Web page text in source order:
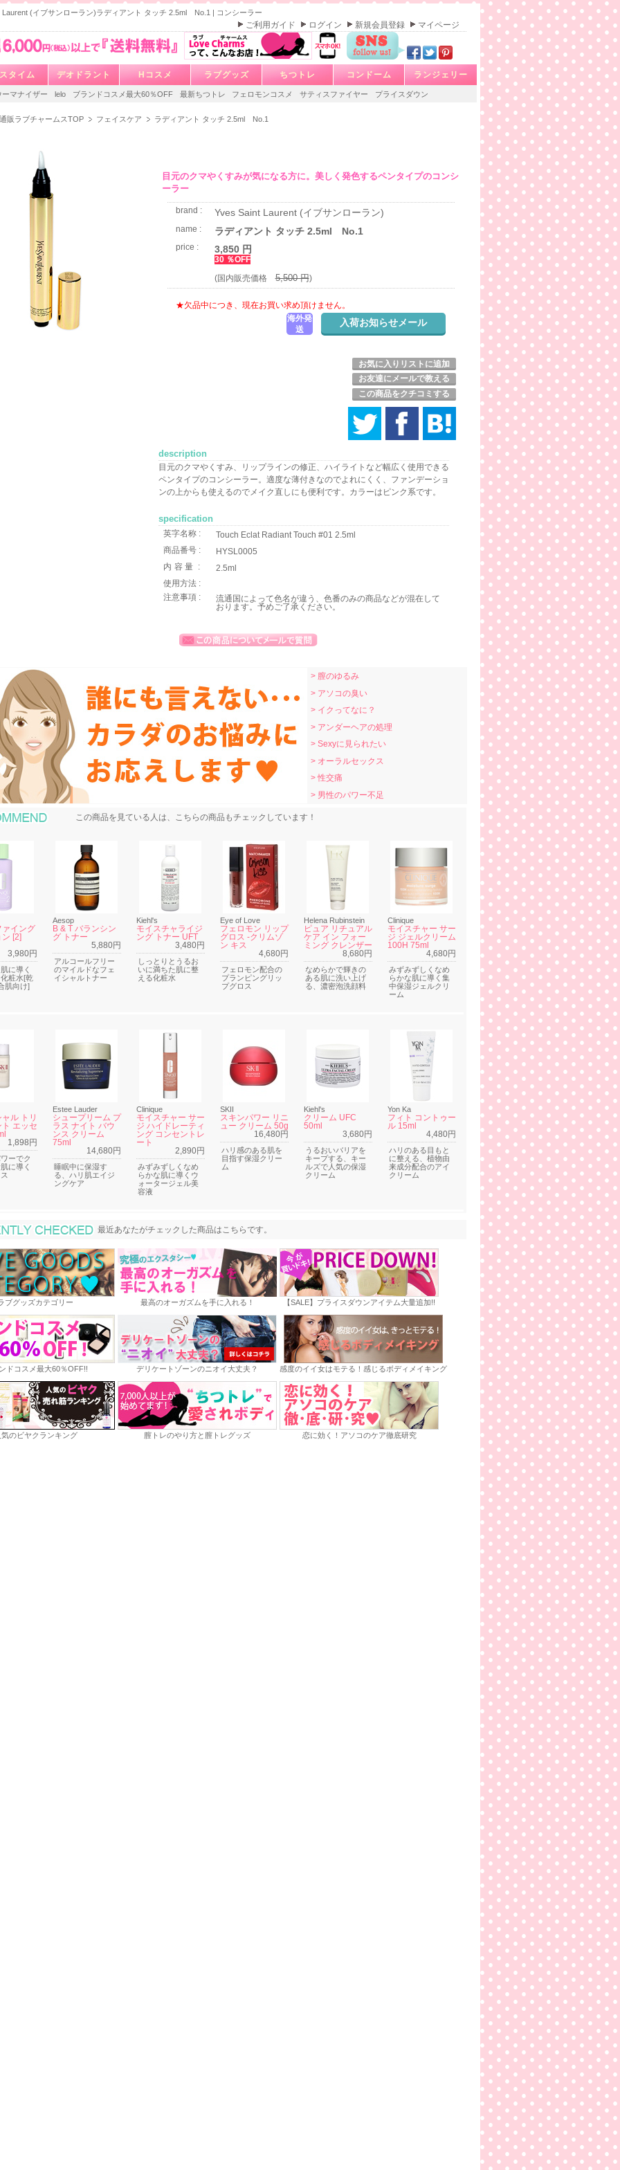
Laurent (イブサンローラン)ラディアント タッチ 2.5ml No.1 | コンシーラー
ご利用ガイド ログイン 新規会員登録 マイページ
タイム デオドラント Hコスメ ラブグッズ ちつトレ コンドーム ランジェリー
ーマナイザー lelo ブランドコスメ最大60％OFF 最新ちつトレ フェロモンコスメ サティスファイヤー プライスダウン
販ラブチャームスTOP フェイスケア ラディアント タッチ 2.5ml No.1
目元のクマやくすみが気になる方に。美しく発色するペンタイプのコンシ
ーラー
brand : Yves Saint Laurent (イブサンローラン)
name : ラディアント タッチ 2.5ml No.1
price : 3,850 円
30 ％OFF
(国内販売価格5,500 円)
★欠品中につき、現在お買い求め頂けません。
海外発
送
お気に入りリストに追加
お友達にメールで教える
この商品をクチコミする
description
目元のクマやくすみ、リップラインの修正、ハイライトなど幅広く使用できる
ペンタイプのコンシーラー。適度な薄付きなのでよれにくく、ファンデーショ
ンの上からも使えるのでメイク直しにも便利です。カラーはピンク系です。
specification
英字名称 :
Touch Eclat Radiant Touch #01 2.5ml
商品番号 :
HYSL0005
内容量 :
2.5ml
使用方法 :
注意事項 :
流通国によって色名が違う、色番のみの商品などが混在して
おります。予めご了承ください。
> 膣のゆるみ
> アソコの臭い
> イクってなに？
> アンダーヘアの処理
> Sexyに見られたい
> オーラルセックス
> 性交痛
> 男性のパワー不足
おすすめ商品
この商品を見ている人は、こちらの商品もチェックしています！
ァイング
[2]
3,980円
に導く
粧水[乾
肌向け]
Aesop
B & T バランシン
グ トナー
5,880円
アルコールフリー
のマイルドなフェ
イシャルトナー
Kiehl's
モイスチャライジ
ング トナー UFT
3,480円
しっとりとうるお
いに満ちた肌に整
える化粧水
Eye of Love
フェロモン リップ
グロス -クリムゾ
ン キス
4,680円
フェロモン配合の
プランピングリッ
プグロス
Helena Rubinstein
ピュア リチュアル
ケア イン フォー
ミング クレンザー
8,680円
なめらかで輝きの
ある肌に洗い上げ
る、濃密泡洗顔料
Clinique
モイスチャー サー
ジ ジェルクリーム
100H 75ml
4,680円
みずみずしくなめ
らかな肌に導く集
中保湿ジェルクリ
ーム
ル トリ
エッセ
1,898円
ーでク
に導く
Estee Lauder
シュープリーム プ
ラス ナイト バウ
ンス クリーム
75ml
14,680円
睡眠中に保湿す
る、ハリ肌エイジ
ングケア
Clinique
モイスチャー サー
ジ ハイドレーティ
ング コンセントレ
ート
2,890円
みずみずしくなめ
らかな肌に導くウ
ォータージェル美
容液
SKII
スキンパワー リニ
ュー クリーム 50g
16,480円
ハリ感のある肌を
目指す保湿クリー
ム
Kiehl's
クリーム UFC
50ml
3,680円
うるおいバリアを
キープする、キー
ルズで人気の保湿
クリーム
Yon Ka
フィト コントゥー
ル 15ml
4,480円
ハリのある目もと
に整える、植物由
来成分配合のアイ
クリーム
最近あなたがチェックした商品
最近あなたがチェックした商品はこちらです。
ブグッズカテゴリー 最高のオーガズムを手に入れる！ 【SALE】プライスダウンアイテム大量追加!!
ドコスメ最大60％OFF!! デリケートゾーンのニオイ大丈夫？ 感度のイイ女はモテる！感じるボディメイキング
のビヤクランキング 膣トレのやり方と膣トレグッズ 恋に効く！アソコのケア徹底研究